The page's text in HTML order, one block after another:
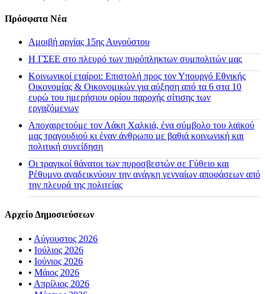
Πρόσφατα Νέα
Αμοιβή αργίας 15ης Αυγούστου
H ΓΣΕΕ στο πλευρό των πυρόπληκτων συμπολιτών μας
Κοινωνικοί εταίροι: Επιστολή προς τον Υπουργό Εθνικής
Οικονομίας & Οικονομικών για αύξηση από τα 6 στα 10
ευρώ του ημερήσιου ορίου παροχής σίτισης των
εργαζόμενων
Αποχαιρετούμε τον Λάκη Χαλκιά, ένα σύμβολο του λαϊκού
μας τραγουδιού κι έναν άνθρωπο με βαθιά κοινωνική και
πολιτική συνείδηση
Οι τραγικοί θάνατοι των πυροσβεστών σε Γύθειο και
Ρέθυμνο αναδεικνύουν την ανάγκη γενναίων αποφάσεων από
την πλευρά της πολιτείας
Αρχείο Δημοσιεύσεων
• Αύγουστος 2026
• Ιούλιος 2026
• Ιούνιος 2026
• Μάιος 2026
• Απρίλιος 2026